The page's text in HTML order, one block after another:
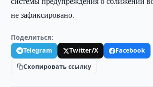
не зафиксировано.
Поделиться:
Telegram Twitter/X
Facebook
Скопировать ссылку